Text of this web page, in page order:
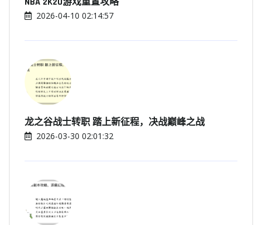
2026-04-10 02:14:57
龙之谷战士转职 踏上新征程，决战巅峰之战
2026-03-30 02:01:32